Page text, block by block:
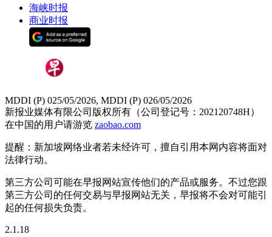
海峡时报
商业时报
MDDI (P) 025/05/2026, MDDI (P) 026/05/2026
新报业媒体有限公司版权所有（公司登记号：202120748H）
在中国的用户请游览 zaobao.com
提醒：新加坡网络业者若未经许可，擅自引用本网内容将面对
法律行动。
第三方公司可能在早报网站宣传他们的产品或服务。不过您跟
第三方公司的任何交易与早报网站无关，早报将不会对可能引
起的任何损失负责。
2.1.18